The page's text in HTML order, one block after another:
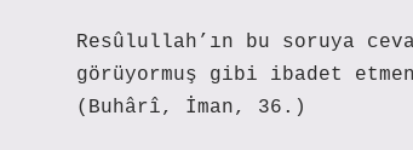
Resûlullah’ın bu soruya
görüyormuş gibi ibadet
(Buhârî, İman, 36.)